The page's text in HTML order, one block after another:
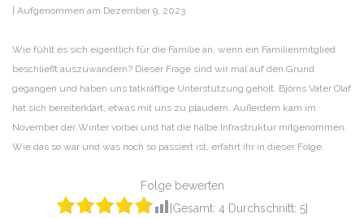
TEILEN
LINK
EMBED
Aufgenommen am Dezember 9, 2023
Wie fühlt es sich eigentlich für die Familie an, wenn ein Familienmitglied
beschließt auszuwandern? Dieser Frage sind wir mal auf den Grund
gegangen und haben uns tatkräftige Unterstützung geholt. Björns Vater Olaf
hat sich bereiterklärt, etwas mit uns zu plaudern. Außerdem kam im
November der Winter vorbei und hat die halbe Infrastruktur mitgenommen.
Wie das so war und was noch so passiert ist, erfahrt ihr in dieser Folge.
Folge bewerten
[Gesamt: 4 Durchschnitt: 5]